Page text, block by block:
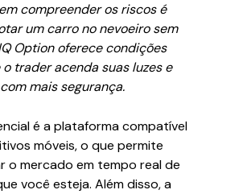
compreender os riscos é
um carro no nevoeiro sem
Option oferece condições
trader acenda suas luzes e
mais segurança.
é a plataforma compatível
móveis, o que permite
o mercado em tempo real de
você esteja. Além disso, a